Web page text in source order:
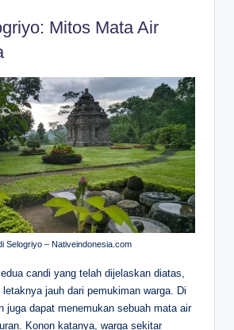
Mitos Mata Air
Selogriyo – Nativeindonesia.com
candi yang telah dijelaskan diatas,
jauh dari pemukiman warga. Di
juga dapat menemukan sebuah mata air
Konon katanya, warga sekitar